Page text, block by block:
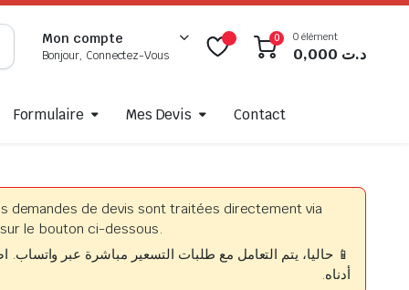
Mon compte
Bonjour, Connectez-Vous
0 0 élément
د.ت
Formulaire Mes Devis Contact
demandes de devis sont traitées directement via
le bouton ci-dessous.
📱 حاليا، يتم التعامل مع طلبات التسعير مباشرة عبر واتساب.
أدناه.